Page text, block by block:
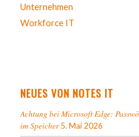
Unternehmen
Workforce IT
NEUES VON NOTES IT
Achtung bei Microsoft Edge:
im Speicher 5. Mai 2026